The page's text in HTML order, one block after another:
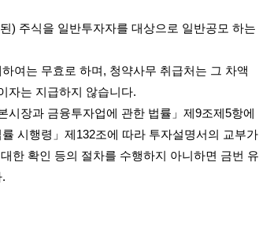
) 주식을 일반투자자를 대상으로 일반공모 하는
여는 무효로 하며 , 청약사무 취급처는 그 차액
자는 지급하지 않습니다.
시장과 금융투자업에 관한 법률」제 9조제 5항에
시행령」제 132조에 따라 투자설명서의 교부가
한 확인 등의 절차를 수행하지 아니하면 금번 유
.